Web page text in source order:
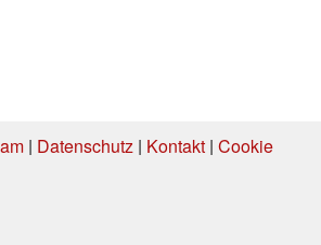
| Datenschutz| Kontakt| Cookie